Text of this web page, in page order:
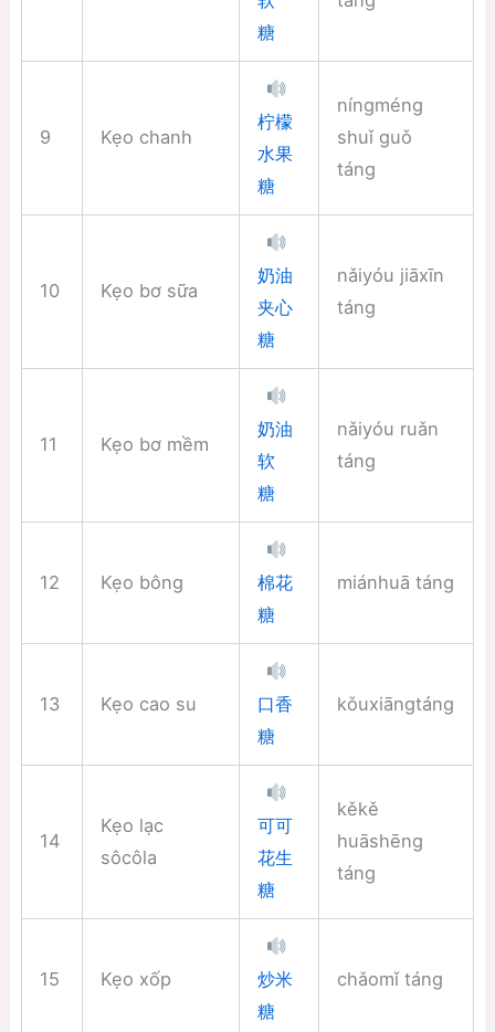
糖
9 Kẹo chanh
柠檬
水果
糖
níngméng
shuǐ guǒ
táng
10 Kẹo bơ sữa
奶油
夹心
糖
nǎiyóu jiāxīn
táng
11 Kẹo bơ mềm
奶油
软
糖
nǎiyóu ruǎn
táng
12 Kẹo bông
棉花
糖
miánhuā táng
13 Kẹo cao su
口香
糖
kǒuxiāngtáng
14
Kẹo lạc
sôcôla
可可
花生
糖
kěkě
huāshēng
táng
15 Kẹo xốp
炒米
糖
chǎomǐ táng